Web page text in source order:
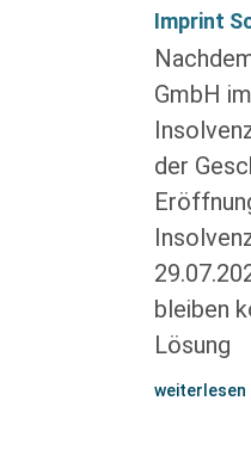
Imprint
GmbH
der
bleiben
Lösung
weiterlesen